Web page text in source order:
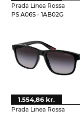
Prada Linea Rossa
PS A06S - 1AB02G
Prada Linea Rossa
1.554,86 kr.